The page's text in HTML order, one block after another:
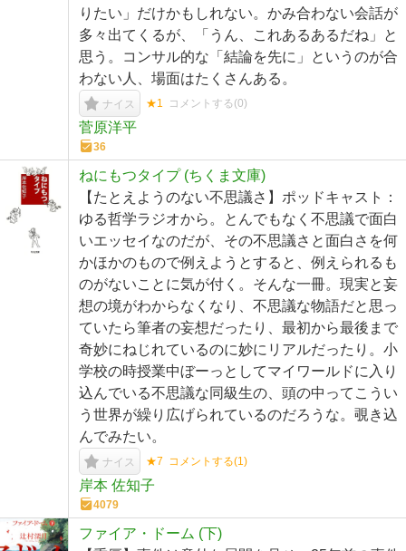
りたい」だけかもしれない。かみ合わない会話が
多々出てくるが、「うん、これあるあるだね」と
思う。コンサル的な「結論を先に」というのが合
わない人、場面はたくさんある。
ナイス ★1 コメントする(0)
菅原洋平
36
ねにもつタイプ (ちくま文庫)
【たとえようのない不思議さ】ポッドキャスト：
ゆる哲学ラジオから。とんでもなく不思議で面白
いエッセイなのだが、その不思議さと面白さを何
かほかのもので例えようとすると、例えられるも
のがないことに気が付く。そんな一冊。現実と妄
想の境がわからなくなり、不思議な物語だと思っ
ていたら筆者の妄想だったり、最初から最後まで
奇妙にねじれているのに妙にリアルだったり。小
学校の時授業中ぼーっとしてマイワールドに入り
込んでいる不思議な同級生の、頭の中ってこうい
う世界が繰り広げられているのだろうな。覗き込
んでみたい。
ナイス ★7 コメントする(1)
岸本 佐知子
4079
ファイア・ドーム (下)